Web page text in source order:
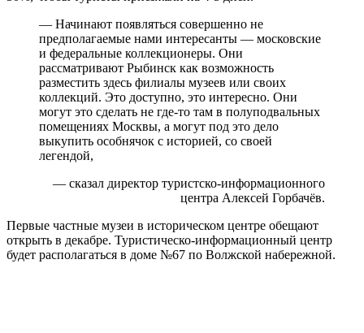
— Начинают появляться совершенно не
предполагаемые нами интересанты — московские
и федеральные коллекционеры. Они
рассматривают Рыбинск как возможность
разместить здесь филиалы музеев или своих
коллекций. Это доступно, это интересно. Они
могут это сделать не где-то там в полуподвальных
помещениях Москвы, а могут под это дело
выкупить особнячок с историей, со своей
легендой,
— сказал директор туристско-информационного
центра Алексей Горбачёв.
Первые частные музеи в историческом центре обещают
открыть в декабре. Туристическо-информационный центр
будет располагаться в доме №67 по Волжской набережной.